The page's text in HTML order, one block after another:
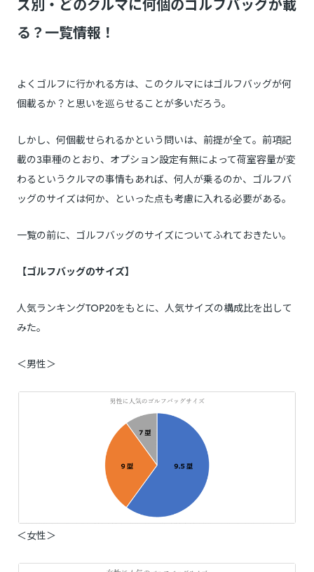
る？一覧情報！
よくゴルフに行かれる方は、このクルマにはゴルフバッグが何
個載るか？と思いを巡らせることが多いだろう。
しかし、何個載せられるかという問いは、前提が全て。前項記
載の3車種のとおり、オプション設定有無によって荷室容量が変
わるというクルマの事情もあれば、何人が乗るのか、ゴルフバ
ッグのサイズは何か、といった点も考慮に入れる必要がある。
一覧の前に、ゴルフバッグのサイズについてふれておきたい。
【ゴルフバッグのサイズ】
人気ランキングTOP20をもとに、人気サイズの構成比を出して
みた。
＜男性＞
＜女性＞